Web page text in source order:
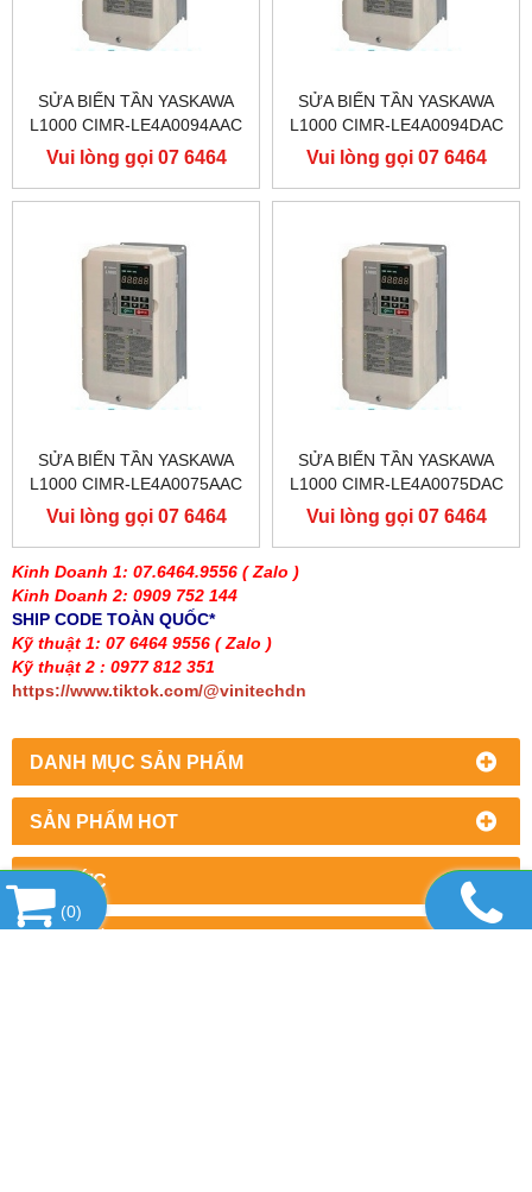
Kinh Doanh 1: 07.6464.9556 ( Zalo )
Kinh Doanh 2: 0909 752 144
SHIP CODE TOÀN QUỐC*
Kỹ thuật 1: 07 6464 9556 ( Zalo )
Kỹ thuật 2 : 0977 812 351
https://www.tiktok.com/@vinitechdn
DANH MỤC SẢN PHẨM
SẢN PHẨM HOT
TIN TỨC
SỬA BIẾN TẦN YASKAWA
L1000 CIMR-LE4A0094AAC
400V 45KW, BIẾN TẦN
YASKAWA L1000
Vui lòng gọi 07 6464
9556
SỬA BIẾN TẦN YASKAWA
L1000 CIMR-LE4A0094DAC
400V 45KW, BIẾN TẦN
YASKAWA L1000
Vui lòng gọi 07 6464
9556
SỬA BIẾN TẦN YASKAWA
L1000 CIMR-LE4A0075AAC
400V 37KW, BIẾN TẦN
YASKAWA L1000
Vui lòng gọi 07 6464
9556
SỬA BIẾN TẦN YASKAWA
L1000 CIMR-LE4A0075DAC
400V 37KW, BIẾN TẦN
YASKAWA L1000
Vui lòng gọi 07 6464
9556
(0)